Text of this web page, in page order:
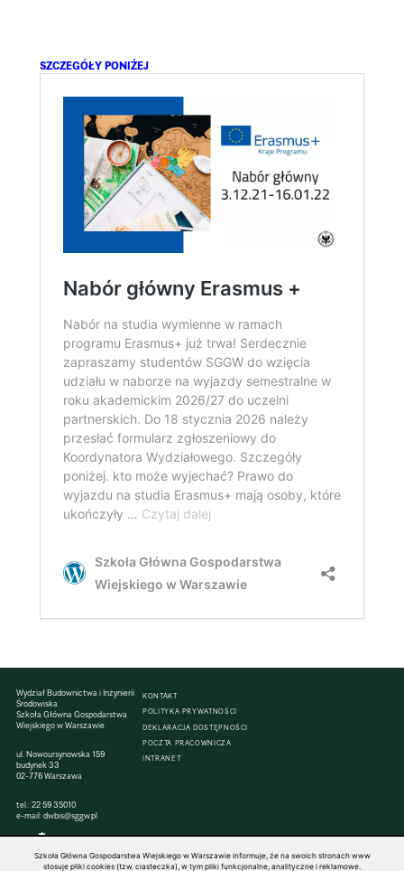
SZCZEGÓŁY PONIŻEJ
Wydział Budownictwa i Inżynierii
Środowiska
Szkoła Główna Gospodarstwa
Wiejskiego w Warszawie
ul. Nowoursynowska 159
budynek 33
02-776 Warszawa
tel.:22 59 35010
e-mail:dwbis@sggw.pl
KONTAKT
POLITYKA PRYWATNOŚCI
DEKLARACJA DOSTĘPNOŚCI
POCZTA PRACOWNICZA
INTRANET
Szkoła Główna Gospodarstwa Wiejskiego w Warszawie informuje, że na swoich stronach www
stosuje pliki cookies (tzw. ciasteczka), w tym pliki funkcjonalne, analityczne i reklamowe.